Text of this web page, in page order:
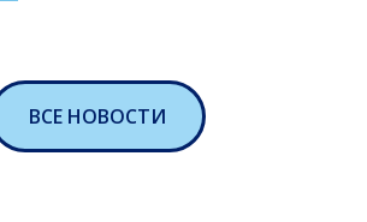
ВСЕ НОВОСТИ